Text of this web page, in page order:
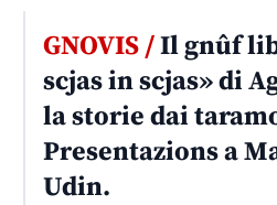
GNOVIS /Il gnûf
scjas in scjas» di
la storie dai
Presentazions a
Udin.